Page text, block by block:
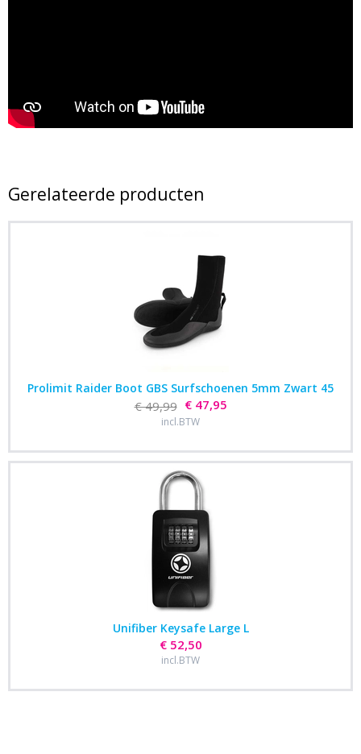
Gerelateerde producten
Prolimit Raider Boot GBS Surfschoenen 5mm Zwart 45
€ 49,99 € 47,95
incl.BTW
Unifiber Keysafe Large L
€ 52,50
incl.BTW